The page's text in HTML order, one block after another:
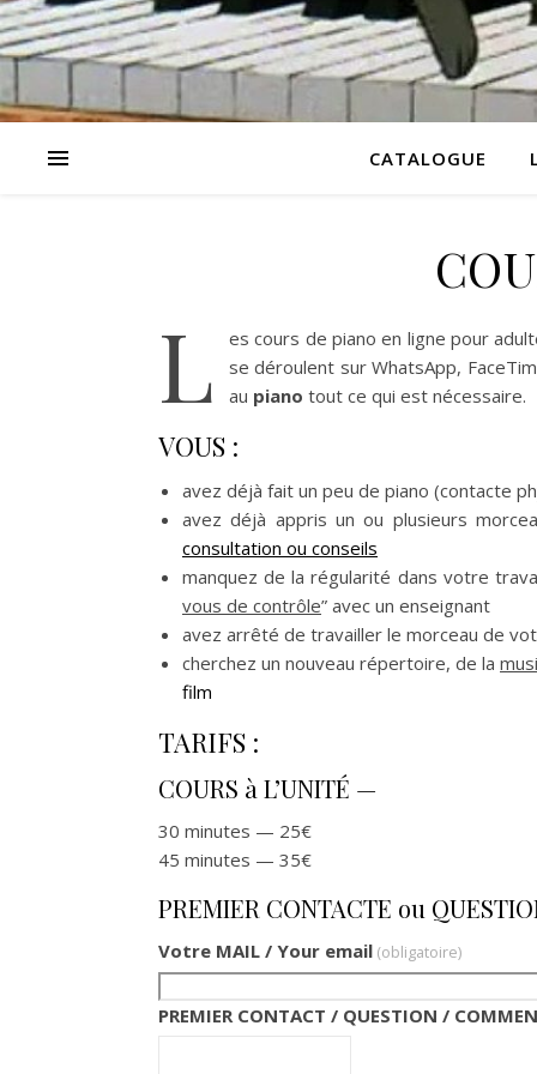
CATALOGUE
L
es cours de piano en ligne pour
se déroulent sur WhatsApp,
au piano tout ce qui est nécessaire.
VOUS :
avez déjà fait un peu de piano (contacte
avez déjà appris un ou plusieurs
consultation ou conseils
manquez de la régularité dans votre
vous de contrôle” avec un enseignant
avez arrêté de travailler le morceau de
cherchez un nouveau répertoire, de la
film
TARIFS :
COURS à L’UNITÉ —
30 minutes — 25€
45 minutes — 35€
PREMIER CONTACTE ou
Votre MAIL / Your email (obligatoire)
PREMIER CONTACT / QUESTION /